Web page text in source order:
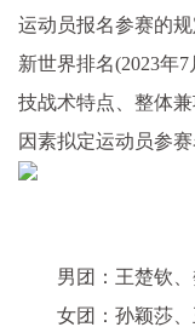
运动员报名参赛的
新世界排名(2023年
技战术特点、整体
因素拟定运动员参
男团：王楚钦
女团：孙颖莎